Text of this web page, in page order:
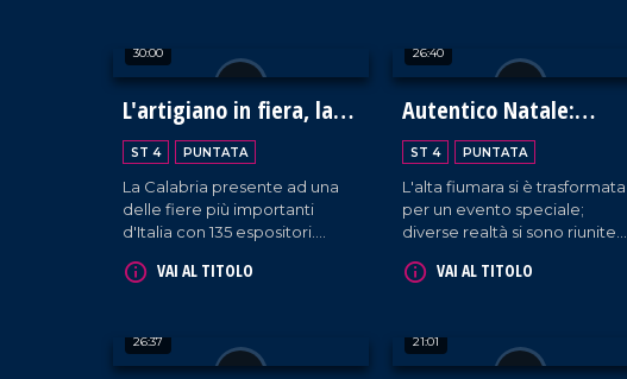
unico, ricco di emozioni e
sapori.
30:00
L'artigiano in fiera, la
Calabria protagonista a
Milano
ST 4 PUNTATA
La Calabria presente ad una
delle fiere più importanti
d'Italia con 135 espositori.
accompagna alla scoperta
primario e secondario del
territorio, tra gli ospiti due
VAI AL TITOLO
26:40
Autentico Natale:
Ambasciatori
dell'Autismo
ST 4 PUNTATA
L'alta fiumara si è trasformata
per un evento speciale;
diverse realtà si sono riunite
ambasciatrici dell'autismo. Si
voce ad ogni bisbiglio.
VAI AL TITOLO
26:37 21:01